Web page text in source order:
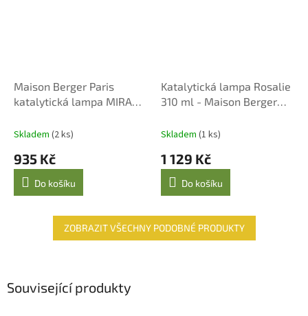
Maison Berger Paris
katalytická lampa MIRAGE
sweet home, 250 ml
Skladem (2 ks)
935 Kč
Do košíku
Katalytická lampa Rosalie
310 ml - Maison Berger
Skladem (1 ks)
1 129 Kč
Do košíku
ZOBRAZIT VŠECHNY PODOBNÉ PRODUKTY
Související produkty